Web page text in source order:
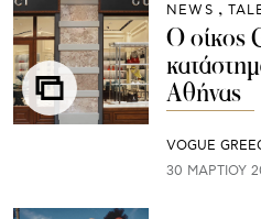
NEWS
Ο οίκος
Αθήνας
VOGUE
30 ΜΑΡΤΊΟΥ